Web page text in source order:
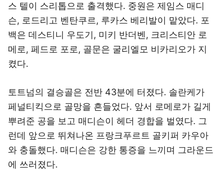
스 텔이 스리톱으로 출격했다. 중원은 제임스 매디
슨, 로드리고 벤탄쿠르, 루카스 베리발이 맡았다. 포
백은 데스티니 우도기, 미키 반더벤, 크리스티안 로
메로, 페드로 포로, 골문은 굴리엘모 비카리오가 지
켰다.
토트넘의 결승골은 전반 43분에 터졌다. 솔란케가
페널티킥으로 골망을 흔들었다. 앞서 로메로가 길게
뿌려준 공을 보고 매디슨이 헤더 경합을 벌였다. 그
런데 앞으로 뛰쳐나온 프랑크푸르트 골키퍼 카우아
와 충돌했다. 매디슨은 강한 통증을 느끼며 그라운드
에 쓰러졌다.